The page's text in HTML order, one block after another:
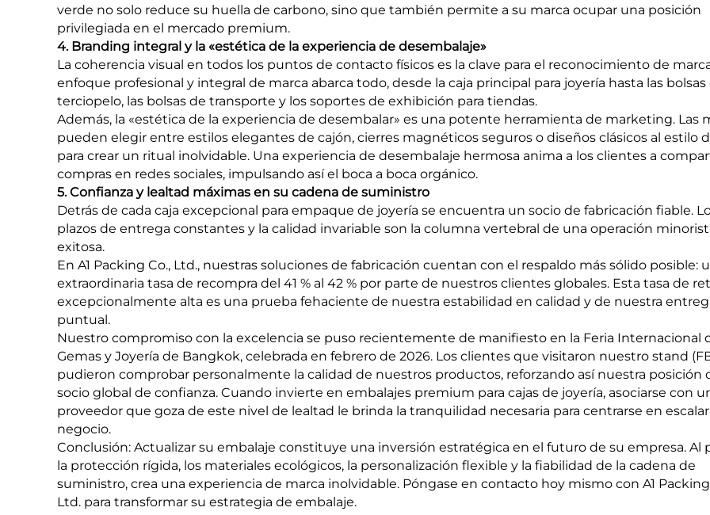
verde no solo reduce su huella de carbono, sino que también permite a su marca ocupar una posición
privilegiada en el mercado premium.
4. Branding integral y la «estética de la experiencia de desembalaje»
La coherencia visual en todos los puntos de contacto físicos es la clave para el reconocimiento de
enfoque profesional y integral de marca abarca todo, desde la caja principal para joyería hasta las bolsas
terciopelo, las bolsas de transporte y los soportes de exhibición para tiendas.
Además, la «estética de la experiencia de desembalar» es una potente herramienta de marketing. Las
pueden elegir entre estilos elegantes de cajón, cierres magnéticos seguros o diseños clásicos al estilo
para crear un ritual inolvidable. Una experiencia de desembalaje hermosa anima a los clientes a
compras en redes sociales, impulsando así el boca a boca orgánico.
5. Confianza y lealtad máximas en su cadena de suministro
Detrás de cada caja excepcional para empaque de joyería se encuentra un socio de fabricación fiable.
plazos de entrega constantes y la calidad invariable son la columna vertebral de una operación
exitosa.
En A1 Packing Co., Ltd., nuestras soluciones de fabricación cuentan con el respaldo más sólido posible:
extraordinaria tasa de recompra del 41 % al 42 % por parte de nuestros clientes globales. Esta tasa de
excepcionalmente alta es una prueba fehaciente de nuestra estabilidad en calidad y de nuestra
puntual.
Nuestro compromiso con la excelencia se puso recientemente de manifiesto en la Feria Internacional
Gemas y Joyería de Bangkok, celebrada en febrero de 2026. Los clientes que visitaron nuestro stand
pudieron comprobar personalmente la calidad de nuestros productos, reforzando así nuestra posición
socio global de confianza. Cuando invierte en embalajes premium para cajas de joyería, asociarse con
proveedor que goza de este nivel de lealtad le brinda la tranquilidad necesaria para centrarse en
negocio.
Conclusión: Actualizar su embalaje constituye una inversión estratégica en el futuro de su empresa. Al
la protección rígida, los materiales ecológicos, la personalización flexible y la fiabilidad de la cadena de
suministro, crea una experiencia de marca inolvidable. Póngase en contacto hoy mismo con A1 Packing
Ltd. para transformar su estrategia de embalaje.